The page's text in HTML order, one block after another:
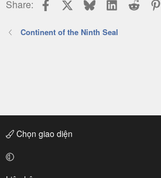
Share:
Continent of the Ninth Seal
Chọn giao diện